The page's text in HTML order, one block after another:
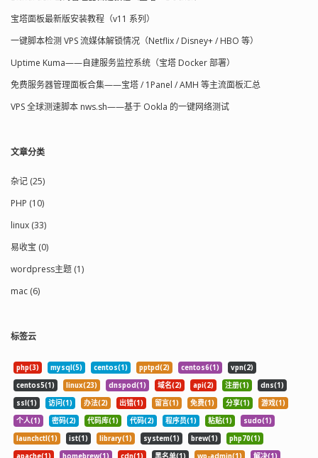
宝塔面板最新版安装教程（v11 系列）
一键脚本检测 VPS 流媒体解锁情况（Netflix / Disney+ / HBO 等）
Uptime Kuma——自建服务监控系统（宝塔 Docker 部署）
免费服务器管理面板合集——宝塔 / 1Panel / AMH 等主流面板汇总
VPS 全球测速脚本 nws.sh——基于 Ookla 的一键网络测试
文章分类
杂记 (25)
PHP (10)
linux (33)
易收宝 (0)
wordpress主题 (1)
mac (6)
标签云
php(3) mysql(5) centos(1) pptpd(2) centos6(1)
vpn(2)
centos5(1)
linux(23) dnspod(1) 域名(2) api(2) 注册(1)
dns(1)
ssl(1)
访问(1) 办法(2) 出错(1) 留言(1) 免费(1) 分享(1)
游戏(1)
个人(1)
密码(2) 代码库(1) 代码(2) 程序员(1) 粘贴(1)
sudo(1)
launchctl(1)
ist(1) library(1) system(1) brew(1)
php70(1)